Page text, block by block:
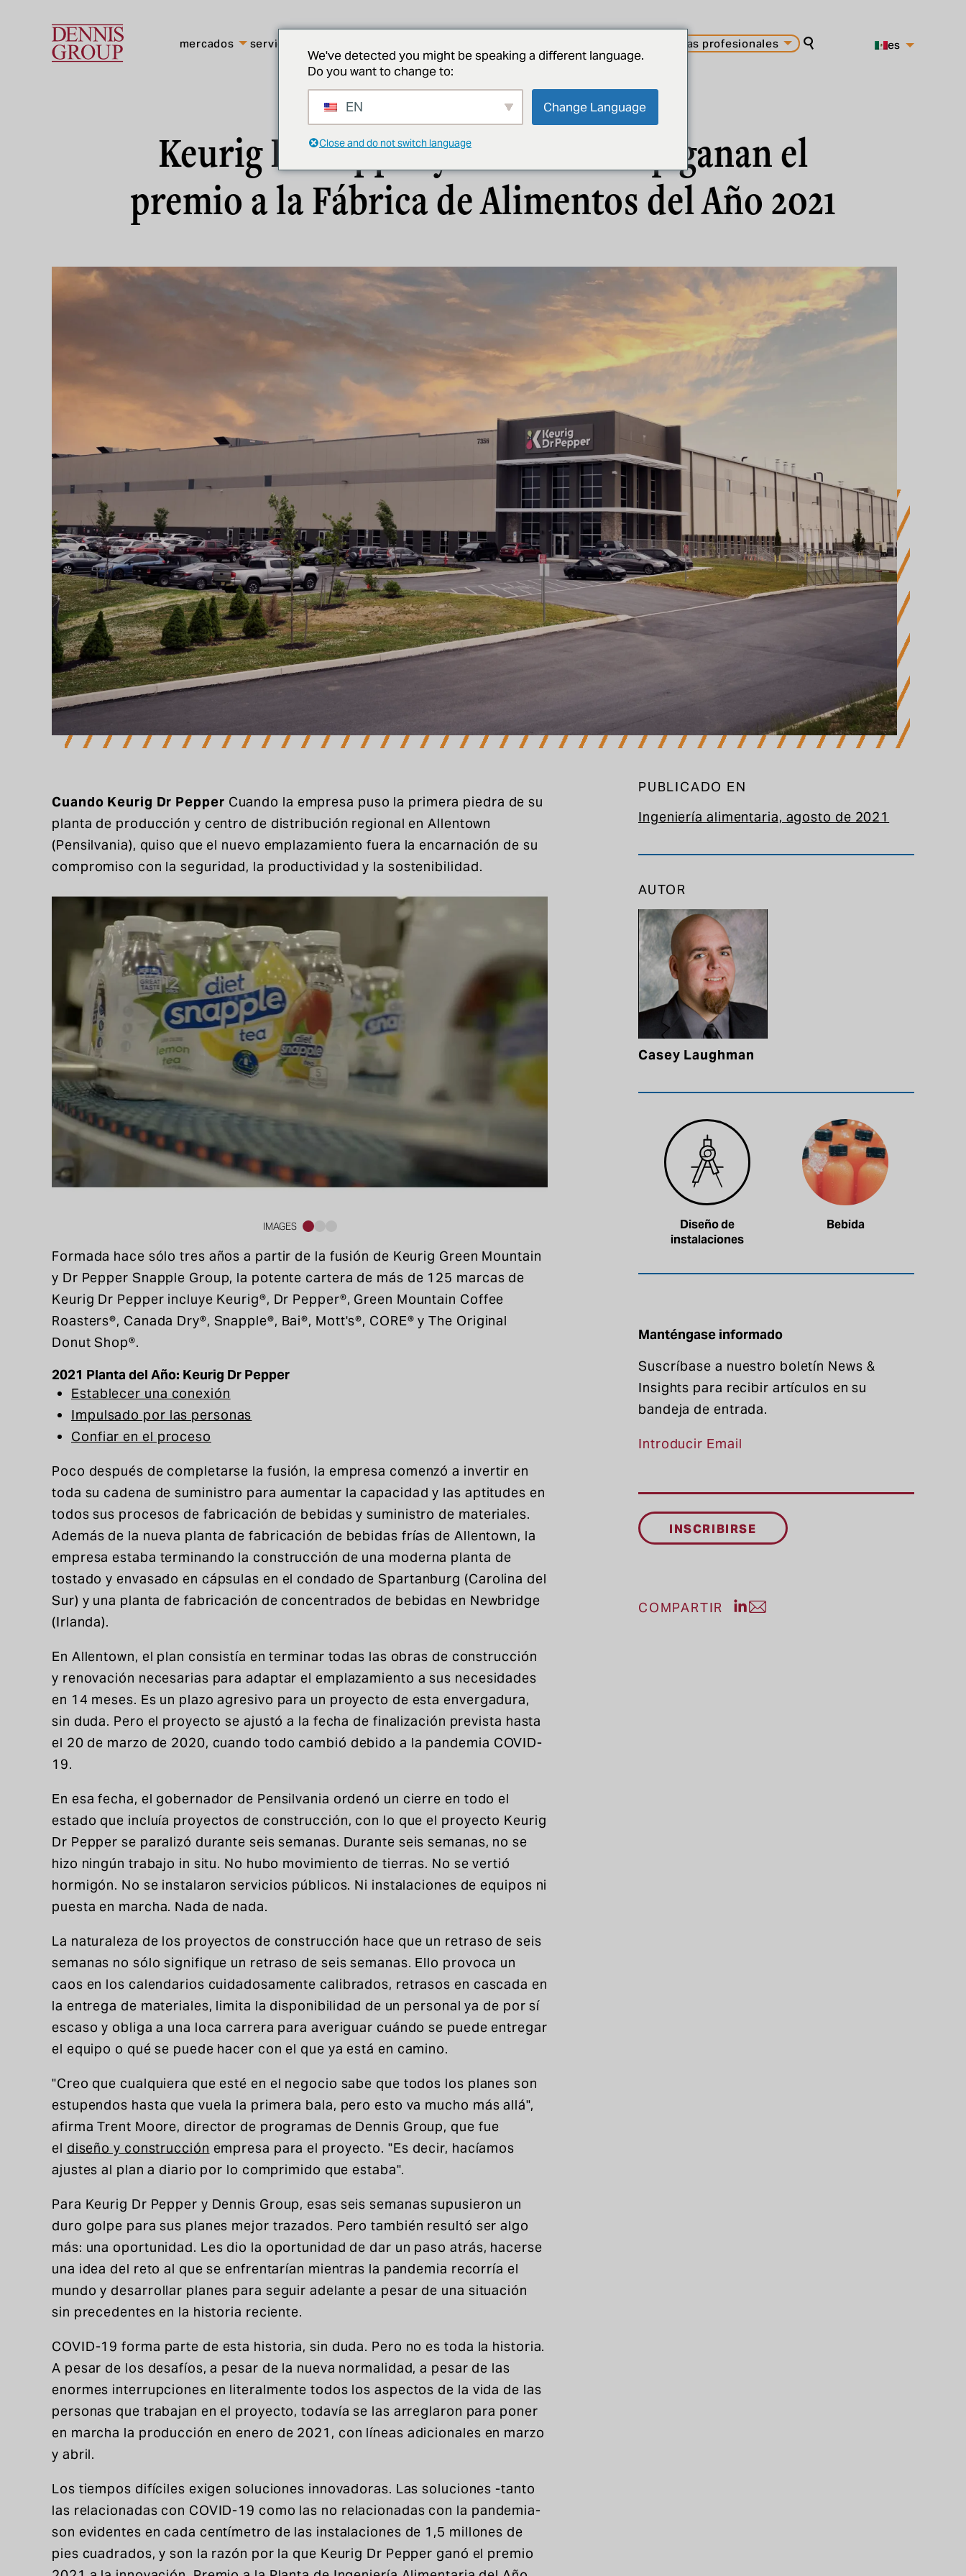
mercados servicios
carreras profesionales
buscar en
es
Keurig Dr Pepper y Dennis Group ganan el
premio a la Fábrica de Alimentos del Año 2021
NOTICIAS
Cuando Keurig Dr Pepper Cuando la empresa puso la primera piedra de su
planta de producción y centro de distribución regional en Allentown
(Pensilvania), quiso que el nuevo emplazamiento fuera la encarnación de su
compromiso con la seguridad, la productividad y la sostenibilidad.
IMAGES
Formada hace sólo tres años a partir de la fusión de Keurig Green Mountain
y Dr Pepper Snapple Group, la potente cartera de más de 125 marcas de
Keurig Dr Pepper incluye Keurig®, Dr Pepper®, Green Mountain Coffee
Roasters®, Canada Dry®, Snapple®, Bai®, Mott's®, CORE® y The Original
Donut Shop®.
2021 Planta del Año: Keurig Dr Pepper
Establecer una conexión
Impulsado por las personas
Confiar en el proceso
Poco después de completarse la fusión, la empresa comenzó a invertir en
toda su cadena de suministro para aumentar la capacidad y las aptitudes en
todos sus procesos de fabricación de bebidas y suministro de materiales.
Además de la nueva planta de fabricación de bebidas frías de Allentown, la
empresa estaba terminando la construcción de una moderna planta de
tostado y envasado en cápsulas en el condado de Spartanburg (Carolina del
Sur) y una planta de fabricación de concentrados de bebidas en Newbridge
(Irlanda).
En Allentown, el plan consistía en terminar todas las obras de construcción
y renovación necesarias para adaptar el emplazamiento a sus necesidades
en 14 meses. Es un plazo agresivo para un proyecto de esta envergadura,
sin duda. Pero el proyecto se ajustó a la fecha de finalización prevista hasta
el 20 de marzo de 2020, cuando todo cambió debido a la pandemia COVID-
19.
En esa fecha, el gobernador de Pensilvania ordenó un cierre en todo el
estado que incluía proyectos de construcción, con lo que el proyecto Keurig
Dr Pepper se paralizó durante seis semanas. Durante seis semanas, no se
hizo ningún trabajo in situ. No hubo movimiento de tierras. No se vertió
hormigón. No se instalaron servicios públicos. Ni instalaciones de equipos ni
puesta en marcha. Nada de nada.
La naturaleza de los proyectos de construcción hace que un retraso de seis
semanas no sólo signifique un retraso de seis semanas. Ello provoca un
caos en los calendarios cuidadosamente calibrados, retrasos en cascada en
la entrega de materiales, limita la disponibilidad de un personal ya de por sí
escaso y obliga a una loca carrera para averiguar cuándo se puede entregar
el equipo o qué se puede hacer con el que ya está en camino.
"Creo que cualquiera que esté en el negocio sabe que todos los planes son
estupendos hasta que vuela la primera bala, pero esto va mucho más allá",
afirma Trent Moore, director de programas de Dennis Group, que fue
el diseño y construcción empresa para el proyecto. "Es decir, hacíamos
ajustes al plan a diario por lo comprimido que estaba".
Para Keurig Dr Pepper y Dennis Group, esas seis semanas supusieron un
duro golpe para sus planes mejor trazados. Pero también resultó ser algo
más: una oportunidad. Les dio la oportunidad de dar un paso atrás, hacerse
una idea del reto al que se enfrentarían mientras la pandemia recorría el
mundo y desarrollar planes para seguir adelante a pesar de una situación
sin precedentes en la historia reciente.
COVID-19 forma parte de esta historia, sin duda. Pero no es toda la historia.
A pesar de los desafíos, a pesar de la nueva normalidad, a pesar de las
enormes interrupciones en literalmente todos los aspectos de la vida de las
personas que trabajan en el proyecto, todavía se las arreglaron para poner
en marcha la producción en enero de 2021, con líneas adicionales en marzo
y abril.
Los tiempos difíciles exigen soluciones innovadoras. Las soluciones -tanto
las relacionadas con COVID-19 como las no relacionadas con la pandemia-
son evidentes en cada centímetro de las instalaciones de 1,5 millones de
pies cuadrados, y son la razón por la que Keurig Dr Pepper ganó el premio
PUBLICADO EN
Ingeniería alimentaria, agosto de 2021
AUTOR
Casey Laughman
Diseño de
instalaciones
Bebida
Manténgase informado
Suscríbase a nuestro boletín News &
Insights para recibir artículos en su
bandeja de entrada.
Introducir Email
COMPARTIR Compartir publicación en LinkedIn
Compartir entrada por correo
We've detected you might be speaking a different language.
Do you want to change to:
EN Change Language
Close and do not switch language